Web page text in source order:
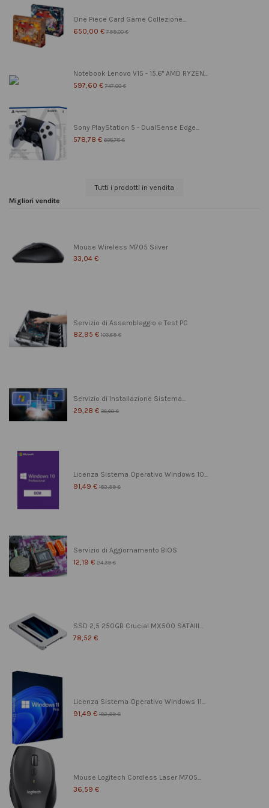
One Piece Card Game Collezione...
650,00 € 799,00 €
Notebook Lenovo V15 - 15.6" AMD RYZEN...
597,60 € 747,00 €
Sony PlayStation 5 - DualSense Edge...
578,78 € 608,78 €
Tutti i prodotti in vendita
Migliori vendite
Mouse Wireless M705 Silver
33,04 €
Servizio di Assemblaggio e Test PC
82,95 € 103,69 €
Servizio di Installazione Sistema...
29,28 € 36,60 €
Licenza Sistema Operativo Windows 10...
91,49 € 182,99 €
Servizio di Aggiornamento BIOS
12,19 € 24,39 €
SSD 2,5 250GB Crucial MX500 SATAIII...
78,52 €
Licenza Sistema Operativo Windows 11...
91,49 € 182,99 €
Mouse Logitech Cordless Laser M705...
36,59 €